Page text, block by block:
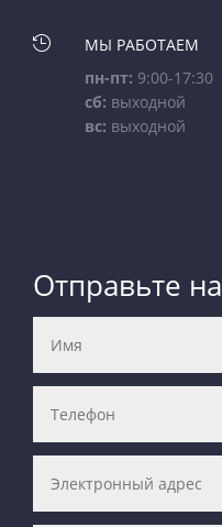

МЫ РАБОТАЕМ
пн-пт: 9:00-17:30
сб: выходной
вс: выходной
Отправьте